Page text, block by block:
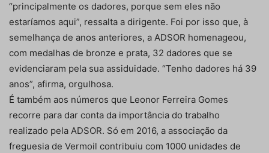
“principalmente os dadores, porque sem eles não
estaríamos aqui”, ressalta a dirigente. Foi por isso que, à
semelhança de anos anteriores, a ADSOR homenageou,
com medalhas de bronze e prata, 32 dadores que se
evidenciaram pela sua assiduidade. “Tenho dadores há 39
anos”, afirma, orgulhosa.
É também aos números que Leonor Ferreira Gomes
recorre para dar conta da importância do trabalho
realizado pela ADSOR. Só em 2016, a associação da
freguesia de Vermoil contribuiu com 1000 unidades de